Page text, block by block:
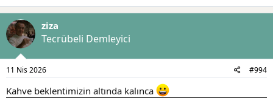
p
k
i
l
e
r
ziza
Tecrübeli Demleyici
11 Nis 2026 #994
Kahve beklentimizin altında kalınca